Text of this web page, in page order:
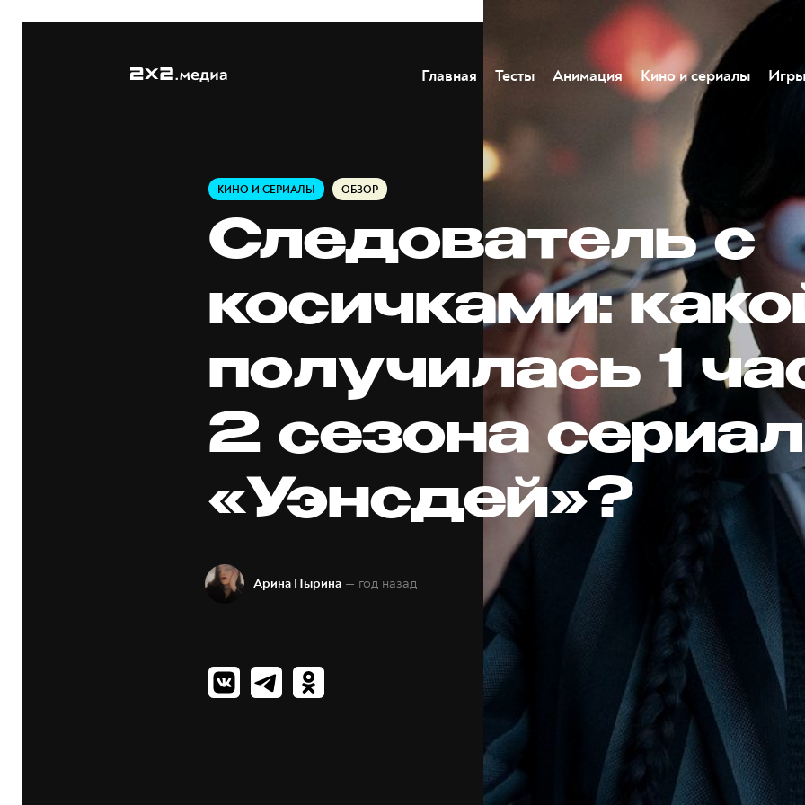
Главная Тесты Анимация Кино и сериалы Игры
КИНО И СЕРИАЛЫ ОБЗОР
Следователь с
косичками:
получилась 1
2 сезона
«Уэнсдей»?
Арина Пырина — год назад